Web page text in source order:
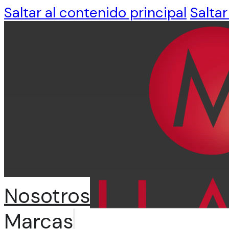
Saltar al contenido principal
Nosotros
Marcas